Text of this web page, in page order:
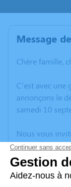
Message
Chère famille,
C’est avec
annonçons le
samedi 10
Nous vous
vos
anecdote ou
poèmes ou
d'expression